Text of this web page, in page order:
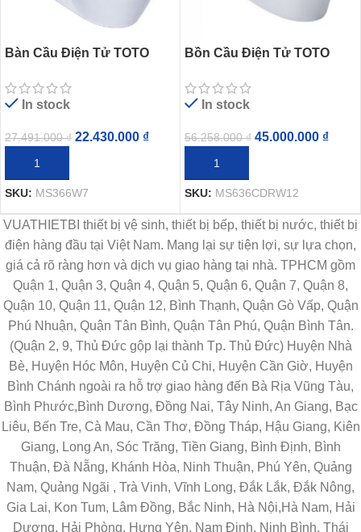
Bàn Cầu Điện Tử TOTO
In stock
27.491.000₫ 22.430.000 ₫
THÊM VÀO GIỎ HÀNG
SKU: MS366W7
Bồn Cầu Điện Tử TOTO
Washlet Giấu Dây
In stock
56.258.000₫ 45.000.000 ₫
THÊM VÀO GIỎ HÀNG
SKU: MS636CDRW12
VUATHIETBI thiết bị vệ sinh, thiết bị bếp, thiết bị nước, thiết bị
điện hàng đầu tại Việt Nam. Mang lại sự tiện lợi, sự lựa chọn,
giá cả rõ ràng hơn và dịch vụ giao hàng tại nhà. TPHCM gồm
Quận 1, Quận 3, Quận 4, Quận 5, Quận 6, Quận 7, Quận 8,
Quận 10, Quận 11, Quận 12, Bình Thạnh, Quận Gò Vấp, Quận
Phú Nhuận, Quận Tân Bình, Quận Tân Phú, Quận Bình Tân.
(Quận 2, 9, Thủ Đức gộp lại thành Tp. Thủ Đức) Huyện Nhà
Bè, Huyện Hóc Môn, Huyện Củ Chi, Huyện Cần Giờ, Huyện
Bình Chánh ngoài ra hỗ trợ giao hàng đến Bà Rịa Vũng Tàu,
Bình Phước,Bình Dương, Đồng Nai, Tây Ninh, An Giang, Bạc
Liêu, Bến Tre, Cà Mau, Cần Thơ, Đồng Tháp, Hậu Giang, Kiên
Giang, Long An, Sóc Trăng, Tiền Giang, Bình Định, Bình
Thuận, Đà Nẵng, Khánh Hòa, Ninh Thuận, Phú Yên, Quảng
Nam, Quảng Ngãi , Trà Vinh, Vĩnh Long, Đắk Lắk, Đắk Nông,
Gia Lai, Kon Tum, Lâm Đồng, Bắc Ninh, Hà Nội,Hà Nam, Hải
Dương, Hải Phòng, Hưng Yên, Nam Định, Ninh Bình, Thái